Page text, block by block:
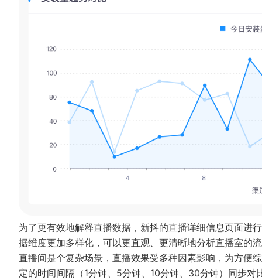
为了更有效地解释直播数据，新抖的直播详细信息页面进
据维度更加多样化，可以更直观、更清晰地分析直播室的
直播间是个复杂场景，直播效果受多种因素影响，为方便
定的时间间隔（1分钟、5分钟、10分钟、30分钟）同步